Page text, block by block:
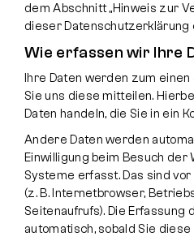
dem Abschnitt „Hinweis zur
dieser Datenschutzerklärung
Wie erfassen wir Ihre
Ihre Daten werden zum
Sie uns diese mitteilen.
Daten handeln, die Sie in ein
Andere Daten werden
Einwilligung beim Besuch
Systeme erfasst. Das sind
(z. B. Internetbrowser,
Seitenaufrufs). Die Erfassung
automatisch, sobald Sie